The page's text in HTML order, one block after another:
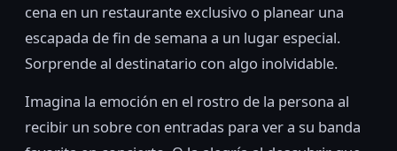
cena en un restaurante exclusivo o planear una
escapada de fin de semana a un lugar especial.
Sorprende al destinatario con algo inolvidable.
Imagina la emoción en el rostro de la persona al
recibir un sobre con entradas para ver a su banda